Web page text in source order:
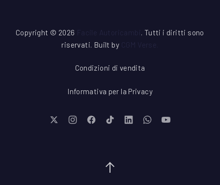
Copyright © 2026 Facile Autoricambi . Tutti i diritti sono
riservati. Built by CGM Verse
Condizioni di vendita
Informativa per la Privacy
New Window
New Window
New Window
New Window
New Window
New WindowNew Window